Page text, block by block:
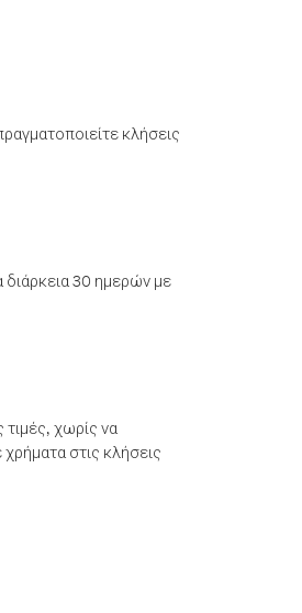
κλήσεις
διάρκεια 30 ημερών με
χωρίς να
στις κλήσεις